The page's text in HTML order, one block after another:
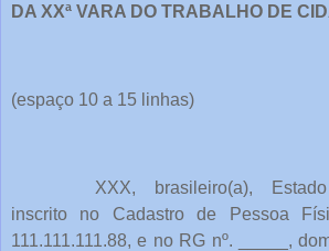
DA XXª VARA DO TRABALHO DE
(espaço 10 a 15 linhas)
XXX, brasileiro(a),
inscrito no Cadastro de Pessoa
111.111.111.88, e no RG nº. _____,